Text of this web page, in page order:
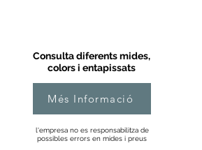
Consulta diferents mides,
colors i entapissats
Més Informació
l'empresa no es responsabilitza de
possibles errors en mides i preus